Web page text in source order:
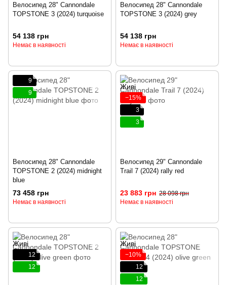
Велосипед 28" Cannondale
TOPSTONE 3 (2024) turquoise
54 138 грн
Немає в наявності
Велосипед 28" Cannondale
TOPSTONE 3 (2024) grey
54 138 грн
Немає в наявності
9
9
Велосипед 28" Cannondale
TOPSTONE 2 (2024) midnight
blue
73 458 грн
Немає в наявності
−15%
3
3
Велосипед 29" Cannondale
Trail 7 (2024) rally red
23 883 грн 28 098 грн
Немає в наявності
12
12
−10%
12
12